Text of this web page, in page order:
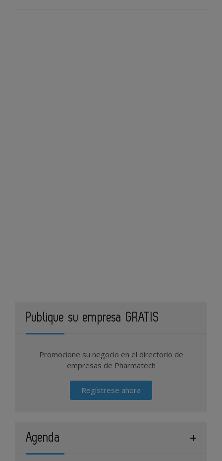
Publique su empresa GRATIS
Promocione su negocio en el directorio de
empresas de Pharmatech
Regístrese ahora
Agenda